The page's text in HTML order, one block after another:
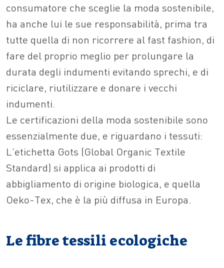
consumatore che sceglie la moda sostenibile,
ha anche lui le sue responsabilità, prima tra
tutte quella di non ricorrere al fast fashion, di
fare del proprio meglio per prolungare la
durata degli indumenti evitando sprechi, e di
riciclare, riutilizzare e donare i vecchi
indumenti.
Le certificazioni della moda sostenibile sono
essenzialmente due, e riguardano i tessuti:
L’etichetta Gots (Global Organic Textile
Standard) si applica ai prodotti di
abbigliamento di origine biologica, e quella
Oeko-Tex, che è la più diffusa in Europa.
Le fibre tessili ecologiche